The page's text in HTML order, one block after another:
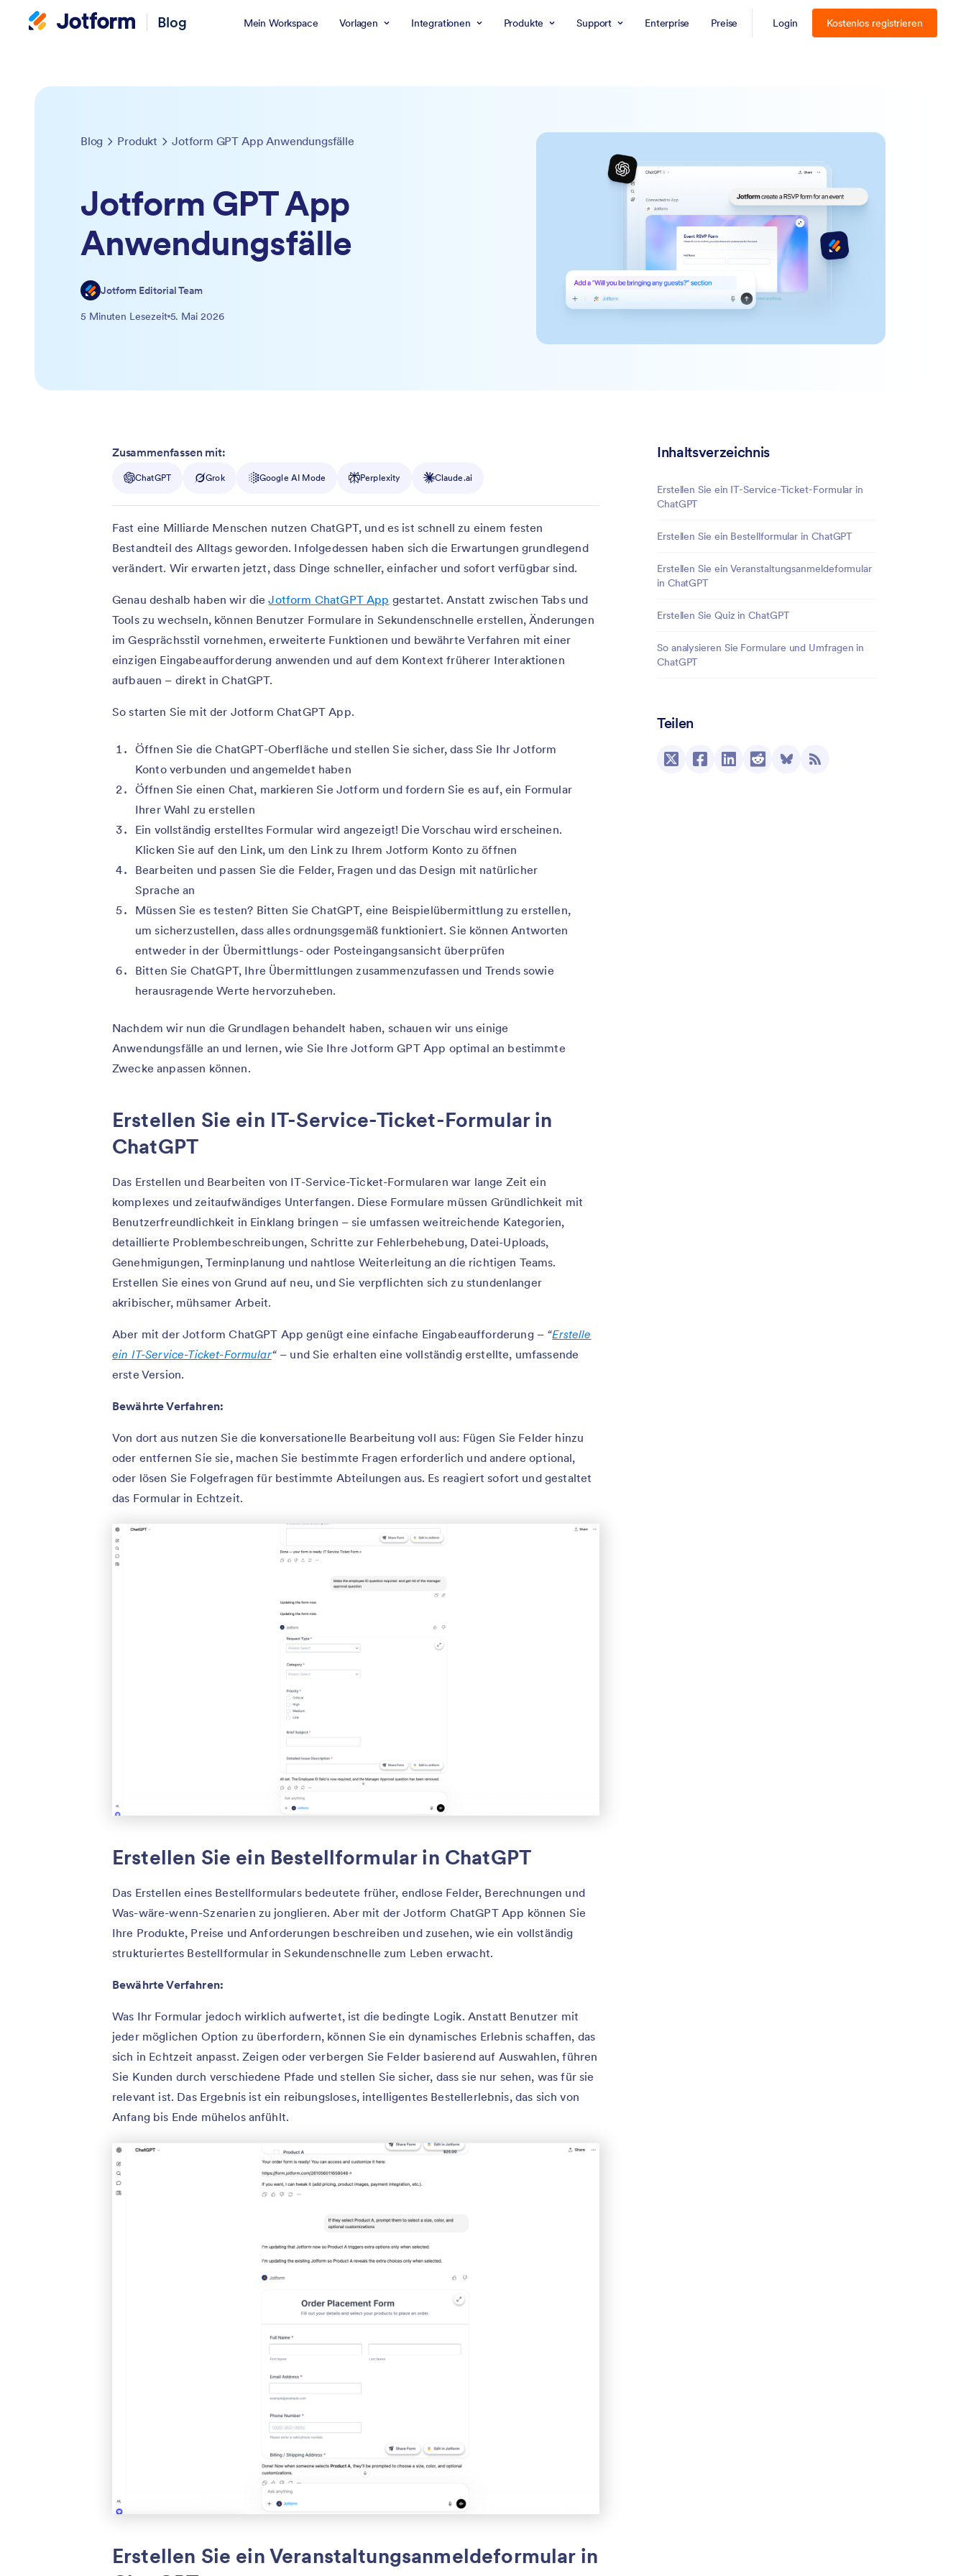
Blog Mein Workspace Vorlagen Integrationen Produkte Support Enterprise Preise Login Kostenlos registrieren
Blog Produkt Jotform GPT App Anwendungsfälle
Jotform GPT App
Anwendungsfälle
Jotform Editorial Team
5 Minuten Lesezeit 5. Mai 2026
Inhaltsverzeichnis
Erstellen Sie ein IT-Service-Ticket-Formular in
ChatGPT
Erstellen Sie ein Bestellformular in ChatGPT
Erstellen Sie ein Veranstaltungsanmeldeformular
in ChatGPT
Erstellen Sie Quiz in ChatGPT
So analysieren Sie Formulare und Umfragen in
ChatGPT
Teilen
Zusammenfassen mit:
ChatGPT Grok Google AI Mode Perplexity Claude.ai
Fast eine Milliarde Menschen nutzen ChatGPT, und es ist schnell zu einem festen
Bestandteil des Alltags geworden. Infolgedessen haben sich die Erwartungen grundlegend
verändert. Wir erwarten jetzt, dass Dinge schneller, einfacher und sofort verfügbar sind.
Genau deshalb haben wir dieJotform ChatGPT App gestartet. Anstatt zwischen Tabs und
Tools zu wechseln, können Benutzer Formulare in Sekundenschnelle erstellen, Änderungen
im Gesprächsstil vornehmen, erweiterte Funktionen und bewährte Verfahren mit einer
einzigen Eingabeaufforderung anwenden und auf dem Kontext früherer Interaktionen
aufbauen – direkt in ChatGPT.
So starten Sie mit der Jotform ChatGPT App.
Öffnen Sie die ChatGPT-Oberfläche und stellen Sie sicher, dass Sie Ihr Jotform
Konto verbunden und angemeldet haben
Öffnen Sie einen Chat, markieren Sie Jotform und fordern Sie es auf, ein Formular
Ihrer Wahl zu erstellen
Ein vollständig erstelltes Formular wird angezeigt! Die Vorschau wird erscheinen.
Klicken Sie auf den Link, um den Link zu Ihrem Jotform Konto zu öffnen
Bearbeiten und passen Sie die Felder, Fragen und das Design mit natürlicher
Sprache an
Müssen Sie es testen? Bitten Sie ChatGPT, eine Beispielübermittlung zu erstellen,
um sicherzustellen, dass alles ordnungsgemäß funktioniert. Sie können Antworten
entweder in der Übermittlungs- oder Posteingangsansicht überprüfen
Bitten Sie ChatGPT, Ihre Übermittlungen zusammenzufassen und Trends sowie
herausragende Werte hervorzuheben.
Nachdem wir nun die Grundlagen behandelt haben, schauen wir uns einige
Anwendungsfälle an und lernen, wie Sie Ihre Jotform GPT App optimal an bestimmte
Zwecke anpassen können.
Erstellen Sie ein IT-Service-Ticket-Formular in
ChatGPT
Das Erstellen und Bearbeiten von IT-Service-Ticket-Formularen war lange Zeit ein
komplexes und zeitaufwändiges Unterfangen. Diese Formulare müssen Gründlichkeit mit
Benutzerfreundlichkeit in Einklang bringen – sie umfassen weitreichende Kategorien,
detaillierte Problembeschreibungen, Schritte zur Fehlerbehebung, Datei-Uploads,
Genehmigungen, Terminplanung und nahtlose Weiterleitung an die richtigen Teams.
Erstellen Sie eines von Grund auf neu, und Sie verpflichten sich zu stundenlanger
akribischer, mühsamer Arbeit.
Aber mit der Jotform ChatGPT App genügt eine einfache Eingabeaufforderung – “Erstelle
ein IT-Service-Ticket-Formular“– und Sie erhalten eine vollständig erstellte, umfassende
erste Version.
Bewährte Verfahren:
Von dort aus nutzen Sie die konversationelle Bearbeitung voll aus: Fügen Sie Felder hinzu
oder entfernen Sie sie, machen Sie bestimmte Fragen erforderlich und andere optional,
oder lösen Sie Folgefragen für bestimmte Abteilungen aus. Es reagiert sofort und gestaltet
das Formular in Echtzeit.
Erstellen Sie ein Bestellformular in ChatGPT
Das Erstellen eines Bestellformulars bedeutete früher, endlose Felder, Berechnungen und
Was-wäre-wenn-Szenarien zu jonglieren. Aber mit der Jotform ChatGPT App können Sie
Ihre Produkte, Preise und Anforderungen beschreiben und zusehen, wie ein vollständig
strukturiertes Bestellformular in Sekundenschnelle zum Leben erwacht.
Bewährte Verfahren:
Was Ihr Formular jedoch wirklich aufwertet, ist die bedingte Logik. Anstatt Benutzer mit
jeder möglichen Option zu überfordern, können Sie ein dynamisches Erlebnis schaffen, das
sich in Echtzeit anpasst. Zeigen oder verbergen Sie Felder basierend auf Auswahlen, führen
Sie Kunden durch verschiedene Pfade und stellen Sie sicher, dass sie nur sehen, was für sie
relevant ist. Das Ergebnis ist ein reibungsloses, intelligentes Bestellerlebnis, das sich von
Anfang bis Ende mühelos anfühlt.
Erstellen Sie ein Veranstaltungsanmeldeformular in